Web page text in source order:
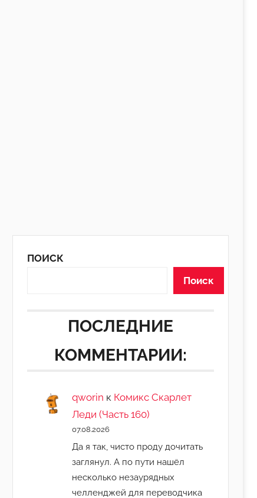
ПОИСК
Поиск
ПОСЛЕДНИЕ
КОММЕНТАРИИ:
qworin к Комикс Скарлет
Леди (Часть 160)
07.08.2026
Да я так, чисто проду дочитать
заглянул. А по пути нашёл
несколько незаурядных
челленджей для переводчика